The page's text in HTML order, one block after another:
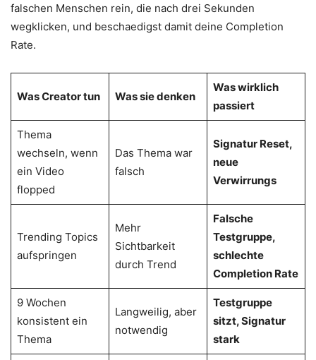
falschen Menschen rein, die nach drei Sekunden
wegklicken, und beschaedigst damit deine Completion
Rate.
Was Creator tun Was sie denken
Was wirklich
passiert
Thema
wechseln, wenn
ein Video
flopped
Das Thema war
falsch
Signatur Reset,
neue
Verwirrungs
Trending Topics
aufspringen
Mehr
Sichtbarkeit
durch Trend
Falsche
Testgruppe,
schlechte
Completion Rate
9 Wochen
konsistent ein
Thema
Langweilig, aber
notwendig
Testgruppe
sitzt, Signatur
stark